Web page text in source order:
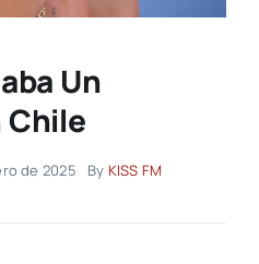
Un
Chile
de 2025 By KISS FM